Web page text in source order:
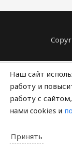
Наш сайт
работу и
работу с
нами cookies и
Принять